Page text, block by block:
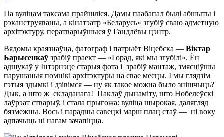
Па вуліцам таксама прайшліся. Дамы паабапал былі абшыты і
рэканструяваны, а кінатэатр «Беларусь» згубіў сваю адметную
архітэктуру, ператварыўшыся ў Гандлёвы цэнтр.
Вядомы краязнаўца, фатограф і патрыёт Віцебска — Віктар
Барысенкаў зрабіў праект — «Горад, які мы згубілі». Ён
адшукаў у Інтэрнэце старыя фота і зрабіў мантаж, змясціўшы
парушаныя помнікі архітэктуры на свае месцы. І мы глядзім
гэтыя здымкі і дзівімся — ну як такое можна было знішчыць?
Дык, а што ж складанага! Паклаў дынаміту, што Нобелеўскі
лаўрэат стварыў, і стала прыгожа: вуліца шырокая, далягляд
бязмежны. Вось і парадны савецкі марш плац стаў — ні воку
адпачыць ні нагам зачапіцца.